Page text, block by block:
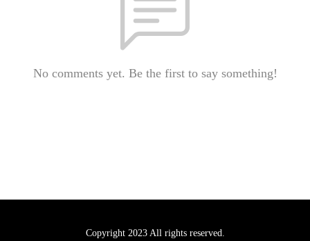
No comments yet. Be the first to say something!
Copyright 2023 All rights reserved.